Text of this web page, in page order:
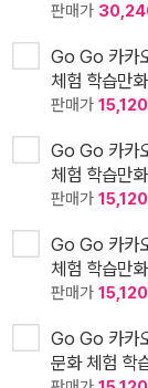
판매가
Go Go 카카
체험 학습만화
판매가 15,120
Go Go 카카
체험 학습만화
판매가 15,120
Go Go 카카
체험 학습만화
판매가 15,120
Go Go 카카
문화 체험 학